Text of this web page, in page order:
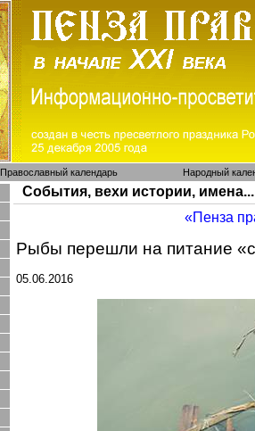
Православный календарь Народный
События, вехи истории, имена...
«Пенза
Рыбы перешли на питание
05.06.2016